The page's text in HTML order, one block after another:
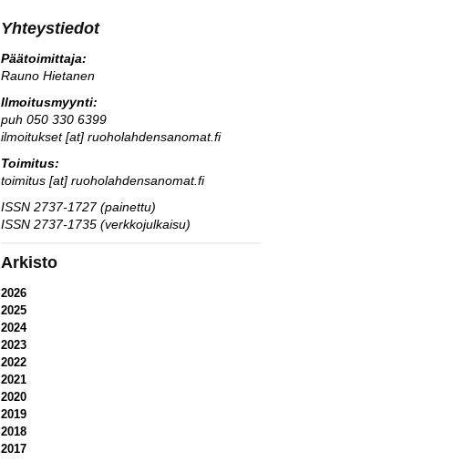
Yhteystiedot
Päätoimittaja:
Rauno Hietanen
Ilmoitusmyynti:
puh 050 330 6399
ilmoitukset [at] ruoholahdensanomat.fi
Toimitus:
toimitus [at] ruoholahdensanomat.fi
ISSN 2737-1727 (painettu)
ISSN 2737-1735 (verkkojulkaisu)
Arkisto
2026
2025
2024
2023
2022
2021
2020
2019
2018
2017